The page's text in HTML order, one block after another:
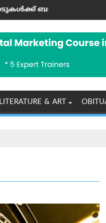
സിബിഐ കുറ്റപത്രം
ഈടാക്കാൻടിസിഎസ്
LITERATURE & ART